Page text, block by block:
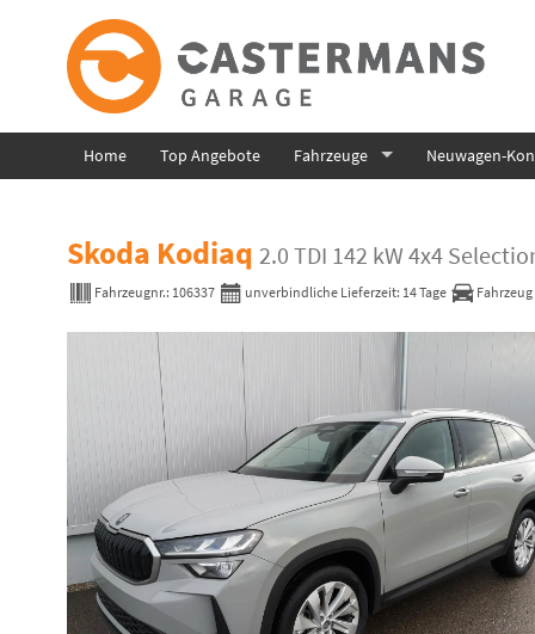
Home Top Angebote Fahrzeuge Neuwagen-
Skoda Kodiaq 2.0 TDI 142 kW 4x4
Fahrzeugnr.: 106337 unverbindliche Lieferzeit: 14 Tage